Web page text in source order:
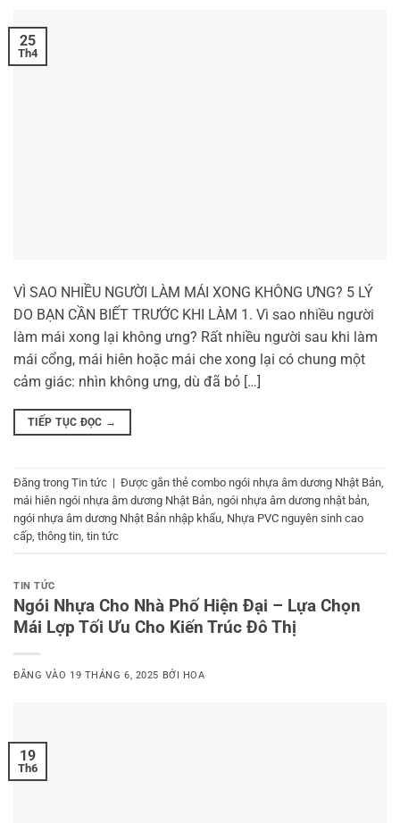
25
Th4
VÌ SAO NHIỀU NGƯỜI LÀM MÁI XONG KHÔNG ƯNG? 5 LÝ
DO BẠN CẦN BIẾT TRƯỚC KHI LÀM 1. Vì sao nhiều người
làm mái xong lại không ưng? Rất nhiều người sau khi làm
mái cổng, mái hiên hoặc mái che xong lại có chung một
cảm giác: nhìn không ưng, dù đã bỏ […]
TIẾP TỤC ĐỌC →
Đăng trong Tin tức | Được gắn thẻ combo ngói nhựa âm dương Nhật Bản
mái hiên ngói nhựa âm dương Nhật Bản ngói nhựa âm dương nhật bản
ngói nhựa âm dương Nhật Bản nhập khẩu Nhựa PVC nguyên sinh cao
cấp thông tin tin tức
TIN TỨC
Ngói Nhựa Cho Nhà Phố Hiện Đại – Lựa Chọn
Mái Lợp Tối Ưu Cho Kiến Trúc Đô Thị
ĐĂNG VÀO 19 THÁNG 6, 2025 BỞI HOA
19
Th6